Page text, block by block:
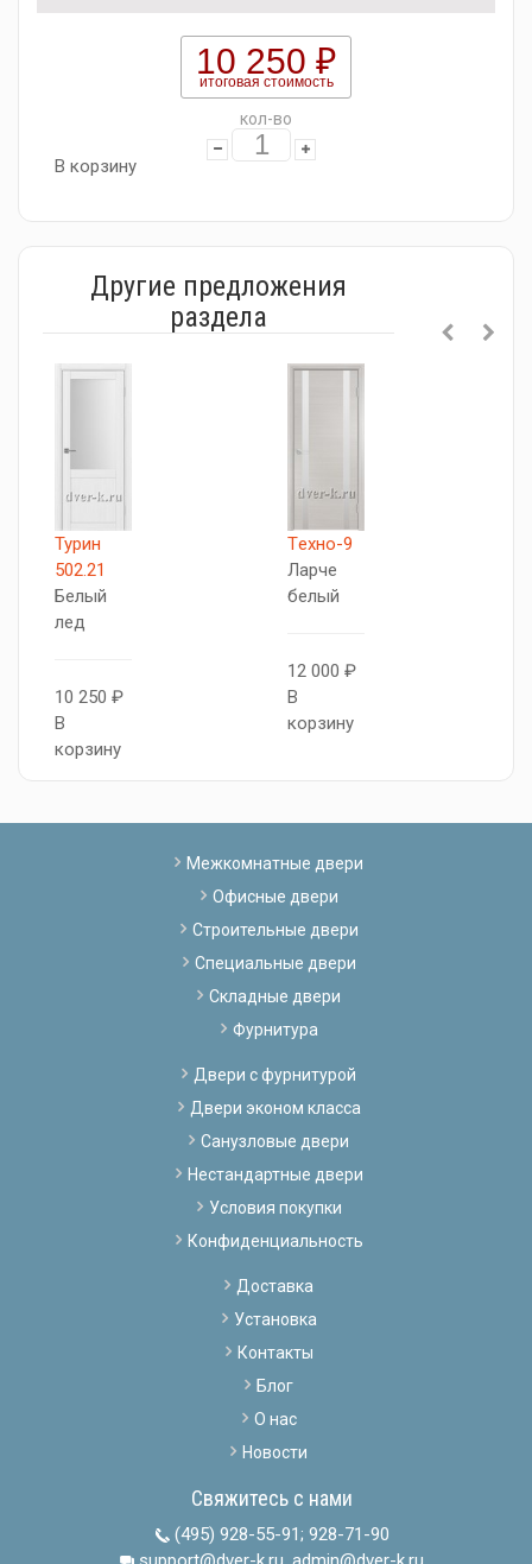
10 250 ₽
итоговая стоимость
кол-во
В корзину
Другие предложения
раздела
Турин
502.21
Белый
лед
10 250 ₽
В
корзину
Tехно-9
Ларче
белый
12 000 ₽
В
корзину
Межкомнатные двери
Офисные двери
Строительные двери
Специальные двери
Складные двери
Фурнитура
Двери с фурнитурой
Двери эконом класса
Санузловые двери
Нестандартные двери
Условия покупки
Конфиденциальность
Доставка
Установка
Контакты
Блог
О нас
Новости
Свяжитесь с нами
(495) 928-55-91; 928-71-90